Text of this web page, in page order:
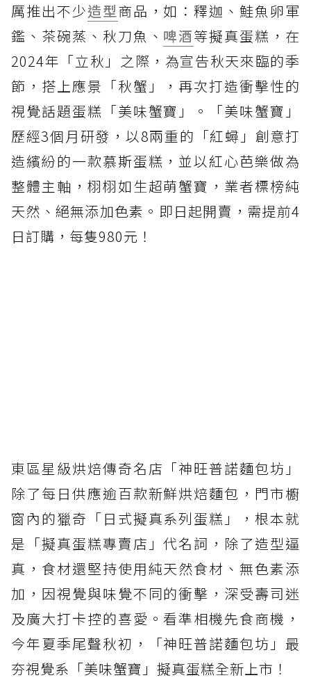
厲推出不少造型商品，如：釋迦、鮭魚卵軍
鑑、茶碗蒸、秋刀魚、 啤酒等擬真蛋糕，在
2024年「立秋」之際，為宣告秋天來臨的季
節，搭上應景「秋蟹」，再次打造衝擊性的
視覺話題蛋糕「美味蟹寶」。「美味蟹寶」
歷經3個月研發，以8兩重的「紅蟳」創意打
造繽紛的一款慕斯蛋糕，並以紅心芭樂做為
整體主軸，栩栩如生超萌蟹寶，業者標榜純
天然、絕無添加色素。即日起開賣，需提前4
日訂購，每隻980元！
東區星級烘焙傳奇名店「神旺普諾麵包坊」
除了每日供應逾百款新鮮烘焙麵包，門市櫥
窗內的獵奇「日式擬真系列蛋糕」，根本就
是「擬真蛋糕專賣店」代名詞，除了造型逼
真，食材還堅持使用純天然食材、無色素添
加，因視覺與味覺不同的衝擊，深受壽司迷
及廣大打卡控的喜愛。看準相機先食商機，
今年夏季尾聲秋初，「神旺普諾麵包坊」最
夯視覺系「美味蟹寶」擬真蛋糕全新上市！